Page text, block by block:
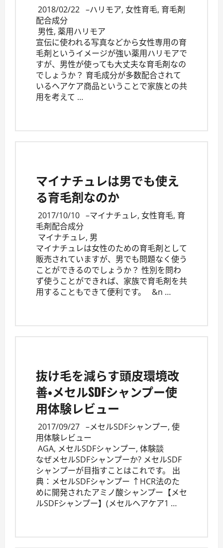
2018/02/22 –ハリモア, 女性育毛, 育毛剤
配合成分
男性, 薬用ハリモア
宣伝に使われる写真などから女性専用の育
毛剤というイメージが強い薬用ハリモアで
すが、男性が使っても大丈夫な育毛剤なの
でしょうか？ 育毛成分が多数配合されて
いるヘアケア商品ということで家族との共
用を考えて …
マイナチュレは男でも使え
る育毛剤なのか
2017/10/10 –マイナチュレ, 女性育毛, 育
毛剤配合成分
マイナチュレ, 男
マイナチュレは女性のための育毛剤として
販売されていますが、男でも問題なく使う
ことができるのでしょうか？ 性別を問わ
ず使うことができれば、家族で育毛剤を共
用することもできて便利です。 &n …
抜け毛を減らす頭皮環境改
善・メセルSDFシャンプー使
用体験レビュー
2017/09/27 –メセルSDFシャンプー, 使
用体験レビュー
AGA, メセルSDFシャンプー, 体験談
なぜメセルSDFシャンプーか? メセルSDF
シャンプーが目指すことはこれです。 出
典：メセルSDFシャンプー ↑HCR法のた
めに開発されたアミノ酸シャンプー【メセ
ルSDFシャンプー】(メセルヘアケア1 …